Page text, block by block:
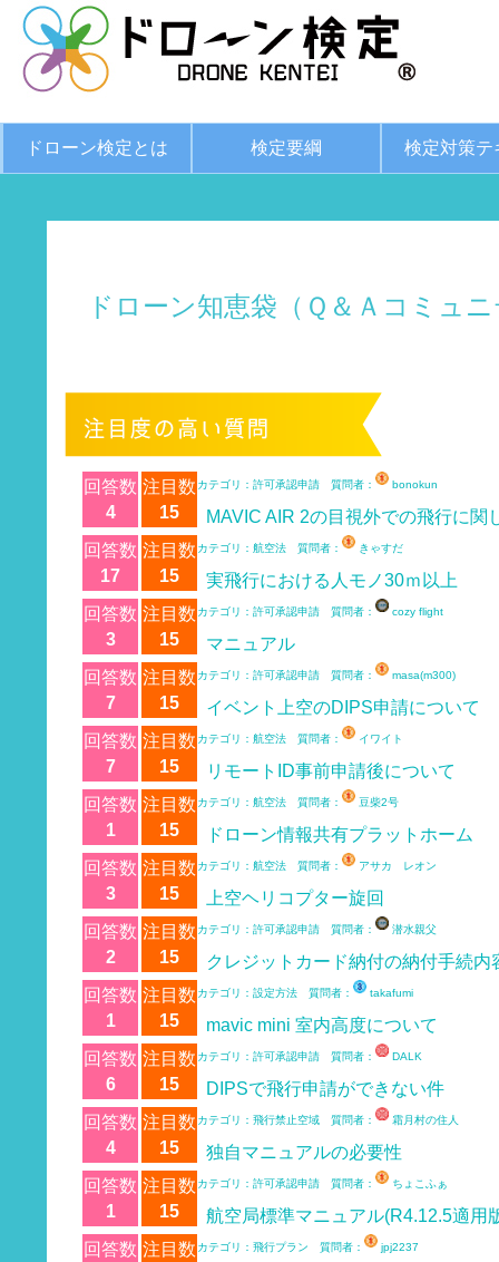
ドローン検定とは 検定要綱 検定対策テ
ドローン知恵袋（Ｑ＆Ａコミュ
回答数
4
注目数
15
カテゴリ：許可承認申請 質問者： bonokun
MAVIC AIR 2の目視外での飛行に関
回答数
17
注目数
15
カテゴリ：航空法 質問者： きゃすだ
実飛行における人モノ30ｍ以上
回答数
3
注目数
15
カテゴリ：許可承認申請 質問者： cozy flight
マニュアル
回答数
7
注目数
15
カテゴリ：許可承認申請 質問者： masa(m300)
イベント上空のDIPS申請について
回答数
7
注目数
15
カテゴリ：航空法 質問者： イワイト
リモートID事前申請後について
回答数
1
注目数
15
カテゴリ：航空法 質問者： 豆柴2号
ドローン情報共有プラットホーム
回答数
3
注目数
15
カテゴリ：航空法 質問者： アサカ レオン
上空ヘリコプター旋回
回答数
2
注目数
15
カテゴリ：許可承認申請 質問者： 潜水親父
クレジットカード納付の納付手続内
回答数
1
注目数
15
カテゴリ：設定方法 質問者： takafumi
mavic mini 室内高度について
回答数
6
注目数
15
カテゴリ：許可承認申請 質問者： DALK
DIPSで飛行申請ができない件
回答数
4
注目数
15
カテゴリ：飛行禁止空域 質問者： 霜月村の住人
独自マニュアルの必要性
回答数
1
注目数
15
カテゴリ：許可承認申請 質問者： ちょこふぁ
航空局標準マニュアル(R4.12.5適用
回答数 注目数 カテゴリ：飛行プラン 質問者： jpj2237